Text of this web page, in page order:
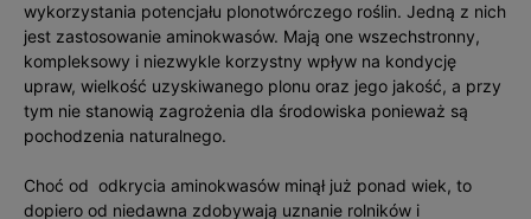
wykorzystania potencjału plonotwórczego roślin. Jedną z nich
jest zastosowanie aminokwasów. Mają one wszechstronny,
kompleksowy i niezwykle korzystny wpływ na kondycję
upraw, wielkość uzyskiwanego plonu oraz jego jakość, a przy
tym nie stanowią zagrożenia dla środowiska ponieważ są
pochodzenia naturalnego.
Choć od odkrycia aminokwasów minął już ponad wiek, to
dopiero od niedawna zdobywają uznanie rolników i